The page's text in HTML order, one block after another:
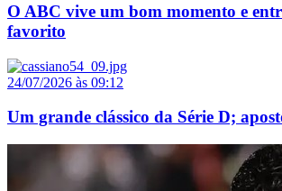
O ABC vive um bom momento e
favorito
24/07/2026 às 09:12
Um grande clássico da Série D;